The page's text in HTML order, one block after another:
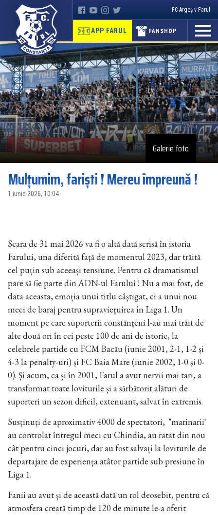
FC Argeș v Farul
APP FARUL FANSHOP
Galerie foto
Mulțumim, fariști ! Mereu împreună !
1 iunie 2026, 10:04
Seara de 31 mai 2026 va fi o altă dată scrisă în istoria
Farului, una diferită față de momentul 2023, dar trăită
cel puțin sub aceeași tensiune. Pentru că dramatismul
pare să fie parte din ADN-ul Farului ! Nu a mai fost, de
data aceasta, emoția unui titlu câștigat, ci a unui nou
meci de baraj pentru supraviețuirea în Liga 1. Un
moment pe care suporterii constănțeni l-au mai trăit de
alte două ori în cei peste 100 de ani de istorie, la
celebrele partide cu FCM Bacău (iunie 2001, 2-1, 1-2 și
4-3 la penalty-uri) și FC Baia Mare (iunie 2002, 1-0 și 0-
0). Și acum, ca și în 2001, Farul a avut nervii mai tari, a
transformat toate loviturile și a sărbătorit alături de
suporteri un sezon dificil, extenuant, salvat în extremis.
Susținuți de aproximativ 4000 de spectatori, "marinarii"
au controlat întregul meci cu Chindia, au ratat din nou
cât pentru cinci jocuri, dar au fost salvați la loviturile de
departajare de experiența atâtor partide sub presiune în
Liga 1.
Fanii au avut și de această dată un rol deosebit, pentru că
atmosfera creată timp de 120 de minute le-a oferit